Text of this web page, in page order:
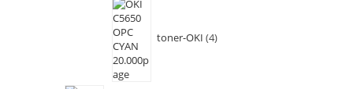
toner-OKI 4